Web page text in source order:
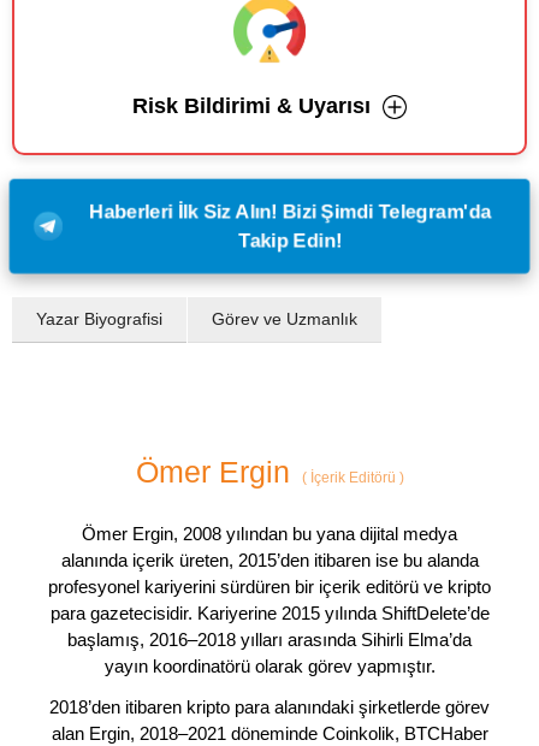
Risk Bildirimi & Uyarısı
Haberleri İlk Siz Alın! Bizi Şimdi Telegram'da
Takip Edin!
Yazar Biyografisi Görev ve Uzmanlık
Ömer Ergin (İçerik Editörü )
Ömer Ergin, 2008 yılından bu yana dijital medya
alanında içerik üreten, 2015’den itibaren ise bu alanda
profesyonel kariyerini sürdüren bir içerik editörü ve kripto
para gazetecisidir. Kariyerine 2015 yılında ShiftDelete’de
başlamış, 2016–2018 yılları arasında Sihirli Elma’da
yayın koordinatörü olarak görev yapmıştır.
2018’den itibaren kripto para alanındaki şirketlerde görev
alan Ergin, 2018–2021 döneminde Coinkolik, BTCHaber